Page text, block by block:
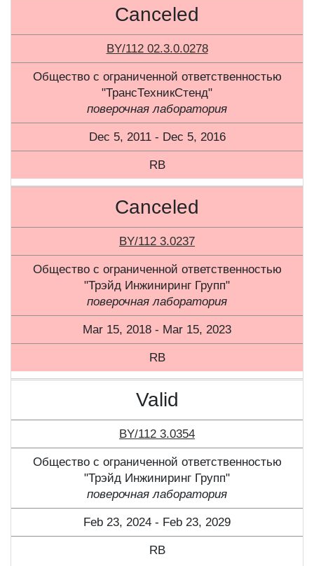
Canceled
BY/112 02.3.0.0278
Общество с ограниченной ответственностью
"ТрансТехникСтенд"
поверочная лаборатория
Dec 5, 2011 - Dec 5, 2016
RB
Canceled
BY/112 3.0237
Общество с ограниченной ответственностью
"Трэйд Инжиниринг Групп"
поверочная лаборатория
Mar 15, 2018 - Mar 15, 2023
RB
Valid
BY/112 3.0354
Общество с ограниченной ответственностью
"Трэйд Инжиниринг Групп"
поверочная лаборатория
Feb 23, 2024 - Feb 23, 2029
RB